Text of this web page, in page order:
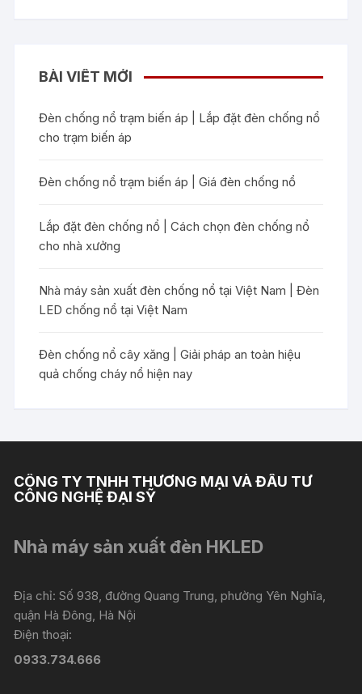
BÀI VIẾT MỚI
Đèn chống nổ trạm biến áp | Lắp đặt đèn chống nổ
cho trạm biến áp
Đèn chống nổ trạm biến áp | Giá đèn chống nổ
Lắp đặt đèn chống nổ | Cách chọn đèn chống nổ
cho nhà xưởng
Nhà máy sản xuất đèn chống nổ tại Việt Nam | Đèn
LED chống nổ tại Việt Nam
Đèn chống nổ cây xăng | Giải pháp an toàn hiệu
quả chống cháy nổ hiện nay
CÔNG TY TNHH THƯƠNG MẠI VÀ ĐẦU TƯ
CÔNG NGHỆ ĐẠI SỸ
Nhà máy sản xuất đèn HKLED
Địa chỉ: Số 938, đường Quang Trung, phường Yên Nghĩa,
quận Hà Đông, Hà Nội
Điện thoại:
0933.734.666